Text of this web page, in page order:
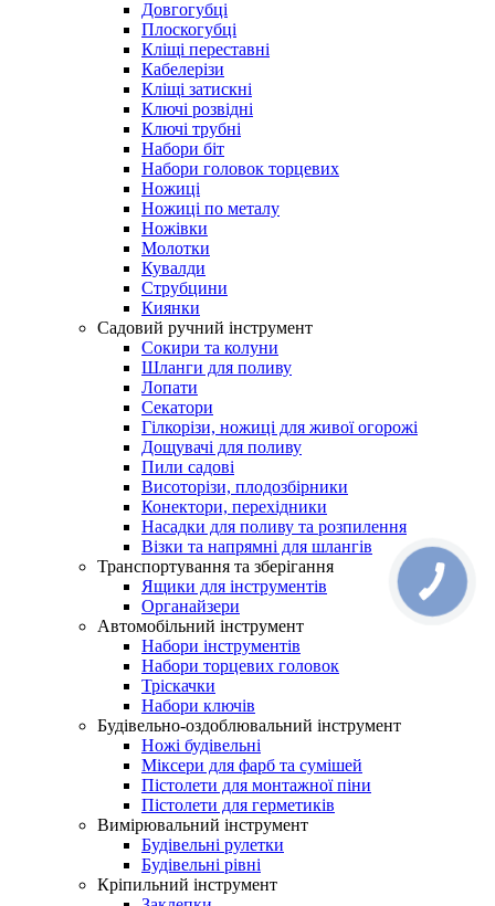
Довгогубці
Плоскогубці
Кліщі переставні
Кабелерізи
Кліщі затискні
Ключі розвідні
Ключі трубні
Набори біт
Набори головок торцевих
Ножиці
Ножиці по металу
Ножівки
Молотки
Кувалди
Струбцини
Киянки
Садовий ручний інструмент
Сокири та колуни
Шланги для поливу
Лопати
Секатори
Гілкорізи, ножиці для живої огорожі
Дощувачі для поливу
Пили садові
Висоторізи, плодозбірники
Конектори, перехідники
Насадки для поливу та розпилення
Візки та напрямні для шлангів
Транспортування та зберігання
Ящики для інструментів
Органайзери
Автомобільний інструмент
Набори інструментів
Набори торцевих головок
Тріскачки
Набори ключів
Будівельно-оздоблювальний інструмент
Ножі будівельні
Міксери для фарб та сумішей
Пістолети для монтажної піни
Пістолети для герметиків
Вимірювальний інструмент
Будівельні рулетки
Будівельні рівні
Кріпильний інструмент